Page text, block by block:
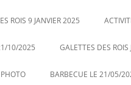
ROIS 9 JANVIER 2025
10/2025 GALETTES DES
BARBECUE LE 21/05/